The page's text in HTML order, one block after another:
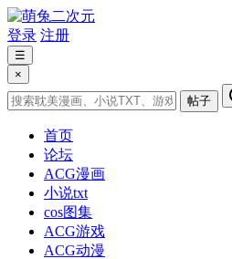
登录 注册
☰
×
帖子
首页
论坛
ACG漫画
小说txt
cos图集
ACG游戏
ACG动漫